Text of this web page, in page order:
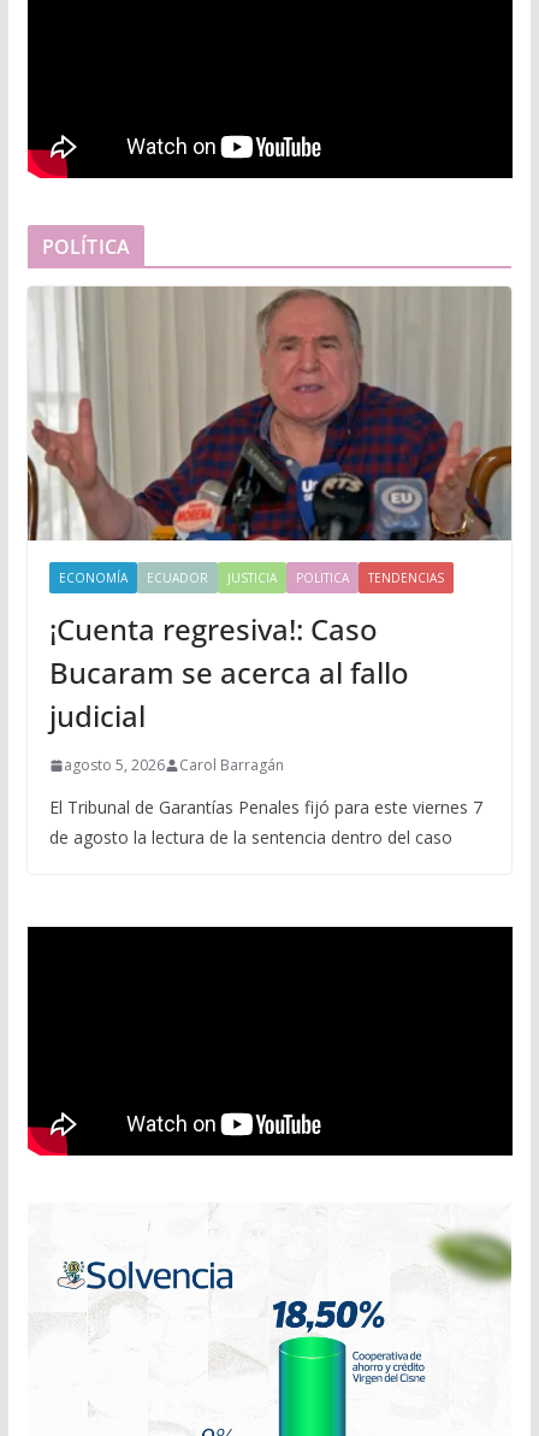
POLÍTICA
ECONOMÍA ECUADOR JUSTICIA POLITICA TENDENCIAS
¡Cuenta regresiva!: Caso
Bucaram se acerca al fallo
judicial
agosto 5, 2026 Carol Barragán
El Tribunal de Garantías Penales fijó para este viernes 7
de agosto la lectura de la sentencia dentro del caso